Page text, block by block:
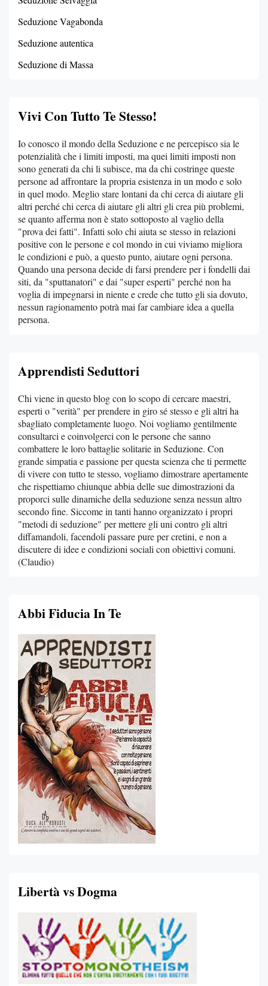
Seduzione Vagabonda
Seduzione autentica
Seduzione di Massa
Vivi Con Tutto Te Stesso!
Io conosco il mondo della Seduzione e ne percepisco sia le
potenzialità che i limiti imposti, ma quei limiti imposti non
sono generati da chi li subisce, ma da chi costringe queste
persone ad affrontare la propria esistenza in un modo e solo
in quel modo. Meglio stare lontani da chi cerca di aiutare gli
altri perché chi cerca di aiutare gli altri gli crea più problemi,
se quanto afferma non è stato sottoposto al vaglio della
"prova dei fatti". Infatti solo chi aiuta se stesso in relazioni
positive con le persone e col mondo in cui viviamo migliora
le condizioni e può, a questo punto, aiutare ogni persona.
Quando una persona decide di farsi prendere per i fondelli dai
siti, da "sputtanatori" e dai "super esperti" perché non ha
voglia di impegnarsi in niente e crede che tutto gli sia dovuto,
nessun ragionamento potrà mai far cambiare idea a quella
persona.
Apprendisti Seduttori
Chi viene in questo blog con lo scopo di cercare maestri,
esperti o "verità" per prendere in giro sé stesso e gli altri ha
sbagliato completamente luogo. Noi vogliamo gentilmente
consultarci e coinvolgerci con le persone che sanno
combattere le loro battaglie solitarie in Seduzione. Con
grande simpatia e passione per questa scienza che ti permette
di vivere con tutto te stesso, vogliamo dimostrare apertamente
che rispettiamo chiunque abbia delle sue dimostrazioni da
proporci sulle dinamiche della seduzione senza nessun altro
secondo fine. Siccome in tanti hanno organizzato i propri
"metodi di seduzione" per mettere gli uni contro gli altri
diffamandoli, facendoli passare pure per cretini, e non a
discutere di idee e condizioni sociali con obiettivi comuni.
(Claudio)
Abbi Fiducia In Te
Libertà vs Dogma